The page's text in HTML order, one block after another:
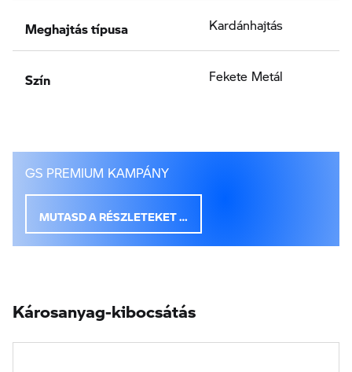
Meghajtás típusa Kardánhajtás
Szín Fekete Metál
GS PREMIUM KAMPÁNY
MUTASD A RÉSZLETEKET …
Károsanyag-kibocsátás